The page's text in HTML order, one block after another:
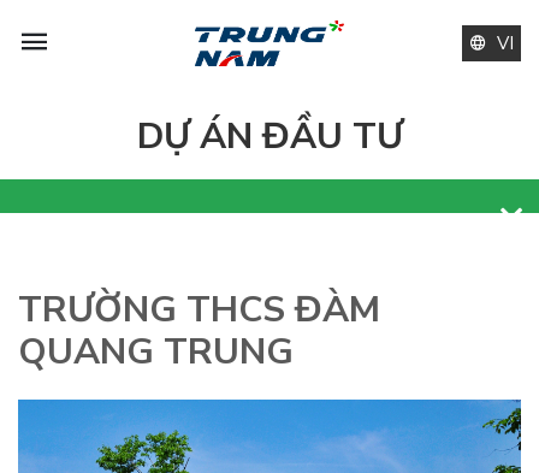
VI
DỰ ÁN ĐẦU TƯ
TRƯỜNG THCS ĐÀM
QUANG TRUNG